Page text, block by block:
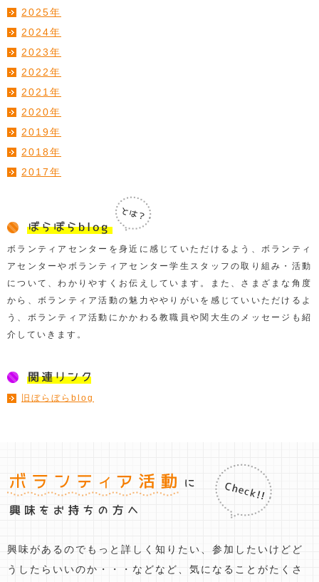
2025年
2024年
2023年
2022年
2021年
2020年
2019年
2018年
2017年
ボランティアセンターを身近に感じていただけるよう、ボランティ
アセンターやボランティアセンター学生スタッフの取り組み・活動
について、わかりやすくお伝えしています。また、さまざまな角度
から、ボランティア活動の魅力ややりがいを感じていいただけるよ
う、ボランティア活動にかかわる教職員や関大生のメッセージも紹
介していきます。
旧ぼらぼらblog
興味があるのでもっと詳しく知りたい、 参加したいけどど
うしたらいいのか・・・などなど、 気になることがたくさ